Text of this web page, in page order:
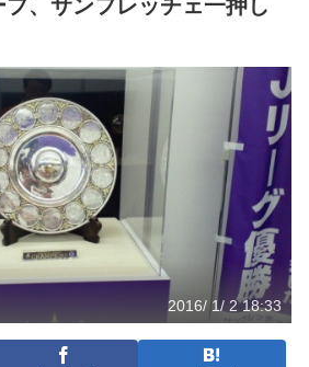
、サンフレッチェ一押し
2016/ 1/ 2 18:33